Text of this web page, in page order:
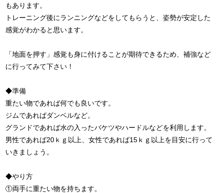
もあります。
トレーニング後にランニングなどをしてもらうと、姿勢が安定した
感覚がわかると思います。
「地面を押す」感覚も身に付けることが期待できるため、補強など
に行ってみて下さい！
◆準備
重たい物であれば何でも良いです。
ジムであればダンベルなど。
グランドであれば水の入ったバケツやハードルなどを利用します。
男性であれば20ｋｇ以上、女性であれば15ｋｇ以上を目安に行って
いきましょう。
◆やり方
①両手に重たい物を持ちます。